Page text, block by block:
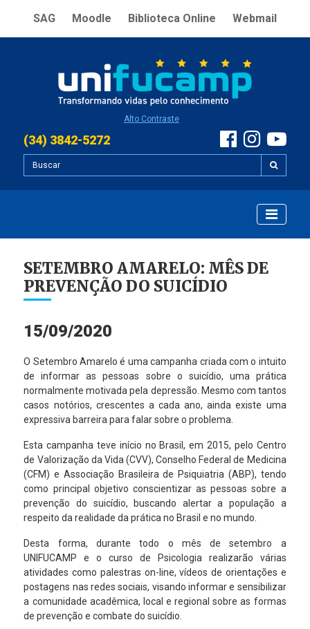
SAG Moodle Biblioteca Online Webmail
Alto Contraste
(34) 3842-5272
SETEMBRO AMARELO: MÊS DE
PREVENÇÃO DO SUICÍDIO
15/09/2020
O Setembro Amarelo é uma campanha criada com o intuito
de informar as pessoas sobre o suicídio, uma prática
normalmente motivada pela depressão. Mesmo com tantos
casos notórios, crescentes a cada ano, ainda existe uma
expressiva barreira para falar sobre o problema.
Esta campanha teve início no Brasil, em 2015, pelo Centro
de Valorização da Vida (CVV), Conselho Federal de Medicina
(CFM) e Associação Brasileira de Psiquiatria (ABP), tendo
como principal objetivo conscientizar as pessoas sobre a
prevenção do suicídio, buscando alertar a população a
respeito da realidade da prática no Brasil e no mundo.
Desta forma, durante todo o mês de setembro a
UNIFUCAMP e o curso de Psicologia realizarão várias
atividades como palestras on-line, vídeos de orientações e
postagens nas redes sociais, visando informar e sensibilizar
a comunidade acadêmica, local e regional sobre as formas
de prevenção e combate do suicídio.